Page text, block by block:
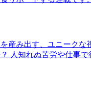
産み出す、ユニーク
人知れぬ苦労や仕事